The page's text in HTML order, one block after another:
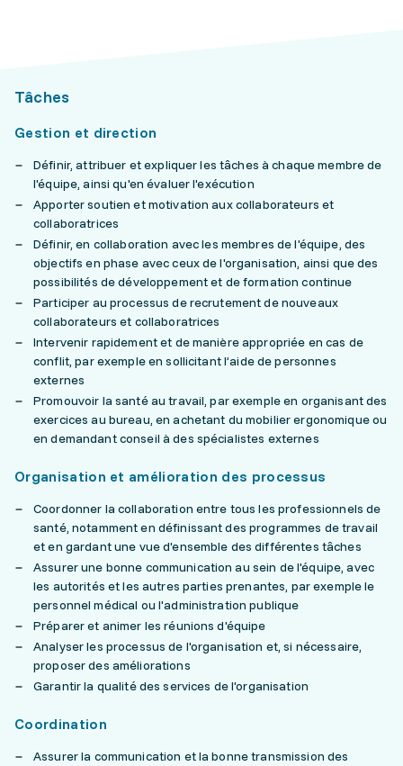
Tâches
Gestion et direction
Définir, attribuer et expliquer les tâches à chaque membre de
l'équipe, ainsi qu'en évaluer l'exécution
Apporter soutien et motivation aux collaborateurs et
collaboratrices
Définir, en collaboration avec les membres de l'équipe, des
objectifs en phase avec ceux de l'organisation, ainsi que des
possibilités de développement et de formation continue
Participer au processus de recrutement de nouveaux
collaborateurs et collaboratrices
Intervenir rapidement et de manière appropriée en cas de
conflit, par exemple en sollicitant l’aide de personnes
externes
Promouvoir la santé au travail, par exemple en organisant des
exercices au bureau, en achetant du mobilier ergonomique ou
en demandant conseil à des spécialistes externes
Organisation et amélioration des processus
Coordonner la collaboration entre tous les professionnels de
santé, notamment en définissant des programmes de travail
et en gardant une vue d'ensemble des différentes tâches
Assurer une bonne communication au sein de l'équipe, avec
les autorités et les autres parties prenantes, par exemple le
personnel médical ou l'administration publique
Préparer et animer les réunions d'équipe
Analyser les processus de l'organisation et, si nécessaire,
proposer des améliorations
Garantir la qualité des services de l'organisation
Coordination
Assurer la communication et la bonne transmission des